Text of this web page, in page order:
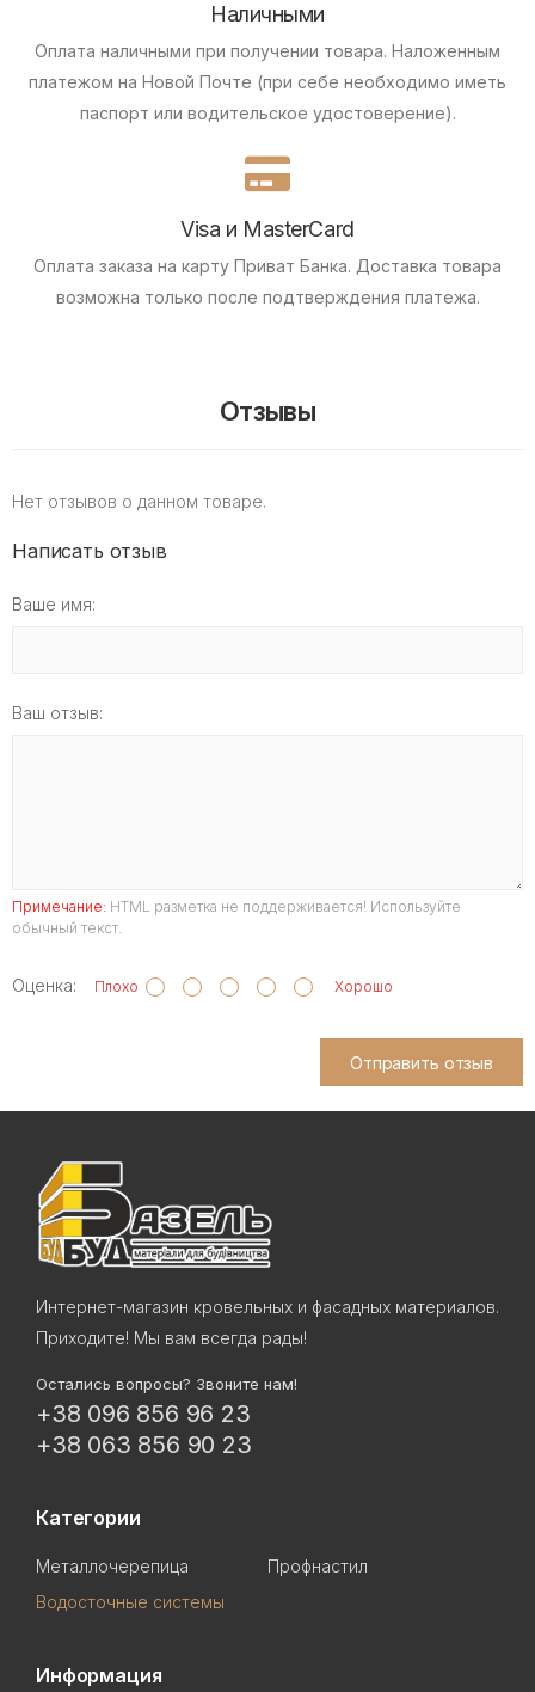
Наличными
Оплата наличными при получении товара. Наложенным
платежом на Новой Почте (при себе необходимо иметь
паспорт или водительское удостоверение).
Visa и MasterCard
Оплата заказа на карту Приват Банка. Доставка товара
возможна только после подтверждения платежа.
Отзывы
Нет отзывов о данном товаре.
Написать отзыв
Ваше имя:
Ваш отзыв:
Примечание: HTML разметка не поддерживается! Используйте
обычный текст.
Оценка: Плохо Хорошо
Отправить отзыв
Интернет-магазин кровельных и фасадных материалов.
Приходите! Мы вам всегда рады!
Остались вопросы? Звоните нам!
+38 096 856 96 23
+38 063 856 90 23
Категории
Металлочерепица
Профнастил
Водосточные системы
Информация